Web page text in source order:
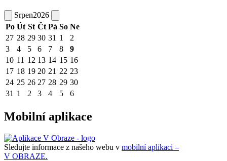
Srpen2026
Po Út St Čt Pá So Ne
27 28 29 30 31 1
2
3
4 5 6 7 8
9
10 11 12 13 14 15 16
17 18 19 20 21 22 23
24 25 26 27 28 29 30
31 1 2 3 4 5 6
Mobilní aplikace
Sledujte informace z našeho webu v mobilní aplikaci –
V OBRAZE.